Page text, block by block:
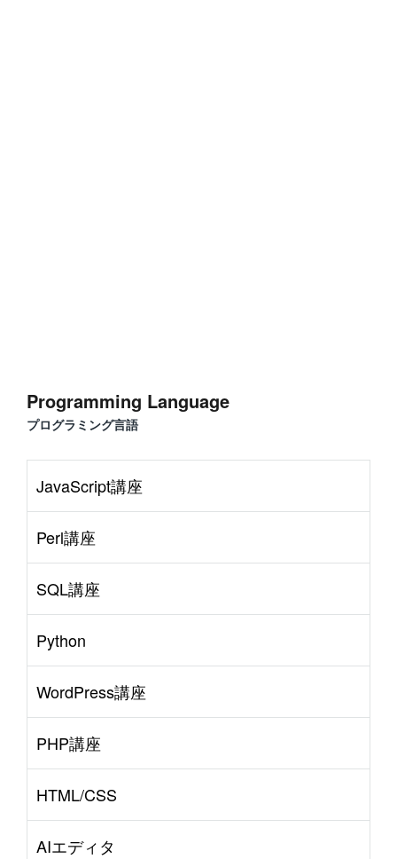
Programming Language
プログラミング言語
JavaScript講座
Perl講座
SQL講座
Python
WordPress講座
PHP講座
HTML/CSS
AIエディタ